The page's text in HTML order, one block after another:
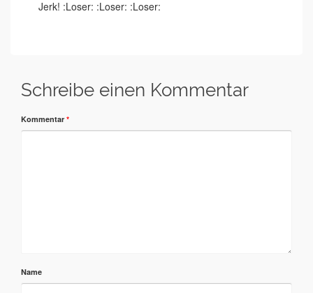
Jerk! :Loser: :Loser: :Loser:
Schreibe einen Kommentar
Kommentar *
Name